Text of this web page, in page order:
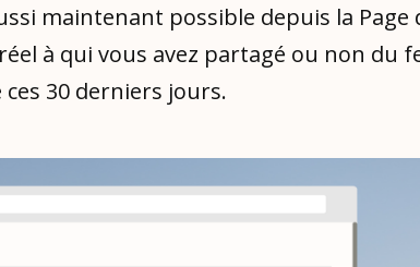
maintenant possible depuis la Page
à qui vous avez partagé ou non du
30 derniers jours.